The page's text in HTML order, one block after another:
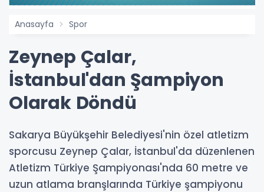
Anasayfa Spor
Zeynep Çalar,
İstanbul'dan Şampiyon
Olarak Döndü
Sakarya Büyükşehir Belediyesi'nin özel atletizm
sporcusu Zeynep Çalar, İstanbul'da düzenlenen
Atletizm Türkiye Şampiyonası'nda 60 metre ve
uzun atlama branşlarında Türkiye şampiyonu